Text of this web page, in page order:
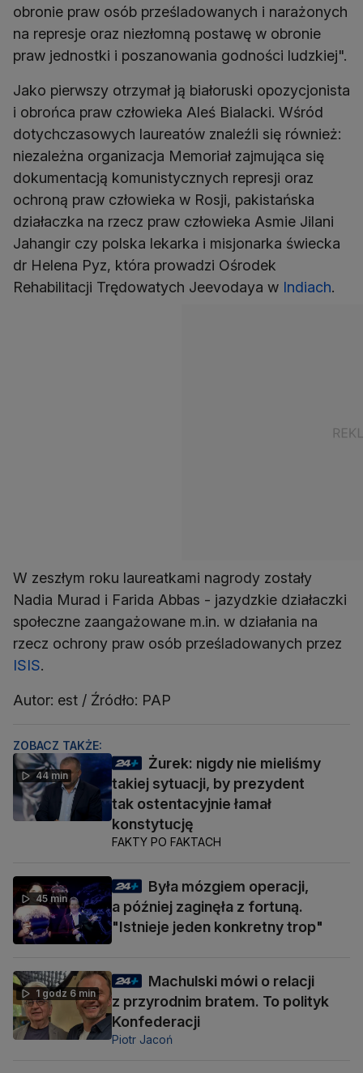
obronie praw osób prześladowanych i narażonych
na represje oraz niezłomną postawę w obronie
praw jednostki i poszanowania godności ludzkiej".
Jako pierwszy otrzymał ją białoruski opozycjonista
i obrońca praw człowieka Aleś Bialacki. Wśród
dotychczasowych laureatów znaleźli się również:
niezależna organizacja Memoriał zajmująca się
dokumentacją komunistycznych represji oraz
ochroną praw człowieka w Rosji, pakistańska
działaczka na rzecz praw człowieka Asmie Jilani
Jahangir czy polska lekarka i misjonarka świecka
dr Helena Pyz, która prowadzi Ośrodek
Rehabilitacji Trędowatych Jeevodaya w Indiach.
W zeszłym roku laureatkami nagrody zostały
Nadia Murad i Farida Abbas - jazydzkie działaczki
społeczne zaangażowane m.in. w działania na
rzecz ochrony praw osób prześladowanych przez
ISIS.
Autor: est / Źródło: PAP
ZOBACZ TAKŻE:
44 min
Żurek: nigdy nie mieliśmy
takiej sytuacji, by prezydent
tak ostentacyjnie łamał
konstytucję
FAKTY PO FAKTACH
45 min
Była mózgiem operacji,
a później zaginęła z fortuną.
"Istnieje jeden konkretny trop"
1 godz 6 min
Machulski mówi o relacji
z przyrodnim bratem. To polityk
Konfederacji
Piotr Jacoń